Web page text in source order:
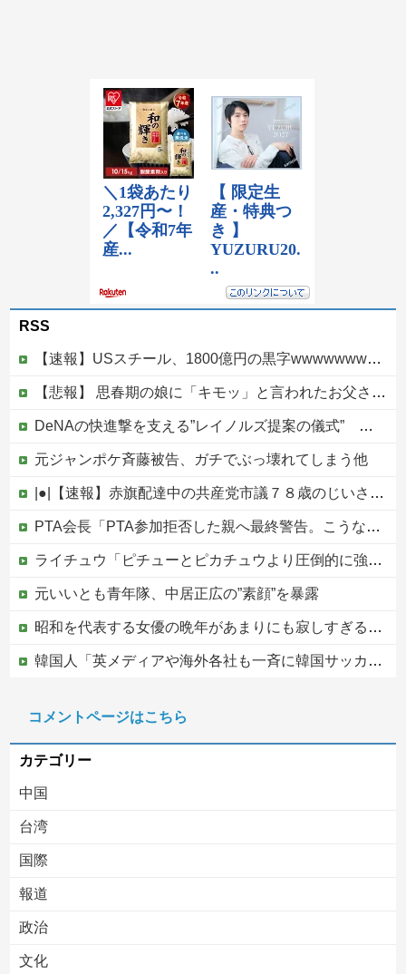
RSS
【速報】USスチール、1800億円の黒字wwwwwwwwwwwwwwwwwwwwwwww
【悲報】 思春期の娘に「キモッ」と言われたお父さん、グレるｗｗｗｗｗｗｗ
DeNAの快進撃を支える”レイノルズ提案の儀式” 決勝2ランの宮下が明かす「儀式を始めてから、チームが一つになっている」
元ジャンポケ斉藤被告、ガチでぶっ壊れてしまう他
|●|【速報】赤旗配達中の共産党市議７８歳のじいさん、左に寄りすぎたか車で民家当て逃げ
PTA会長「PTA参加拒否した親へ最終警告。こうなってもいい？」
ライチュウ「ピチューとピカチュウより圧倒的に強いですｗｗｗｗ」←こいつが不人気な理由
元いいとも青年隊、中居正広の”素顔”を暴露
昭和を代表する女優の晩年があまりにも寂しすぎる！と話題に、自身の子供を餓死する寸前までネグレクトした挙句……
韓国人「英メディアや海外各社も一斉に韓国サッカー協会を巡る過去の不祥事を報道！」→「国際的な信用失墜の危機‥」
この中国人親子やばすぎる。日本で窃盗
コメントページはこちら
カテゴリー
中国
台湾
国際
報道
政治
文化